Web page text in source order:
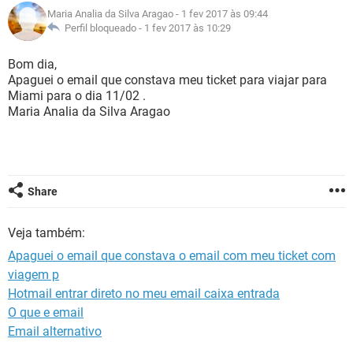
GUIA DE COMPRAS
OUTLOOK EXCEL
INSTAGRAM
GUIA DE COMPRAS
CELULAR FACEBOOK
INSTAGRAM GMAIL
GUIA DE COMPRAS
GLOSSÁRIO
JOGOS
CELULAR
OUTLOOK
INSTAGRAM
Maria Analia da Silva Aragao - 1 fev 2017 às 09:44
Perfil bloqueado - 1 fev 2017 às 10:29
Bom dia,
Apaguei o email que constava meu ticket para viajar para
Miami para o dia 11/02 .
Maria Analia da Silva Aragao
Share
Veja também:
Apaguei o email que constava o email com meu ticket com
viagem p
Hotmail entrar direto no meu email caixa entrada
O que e email
Email alternativo